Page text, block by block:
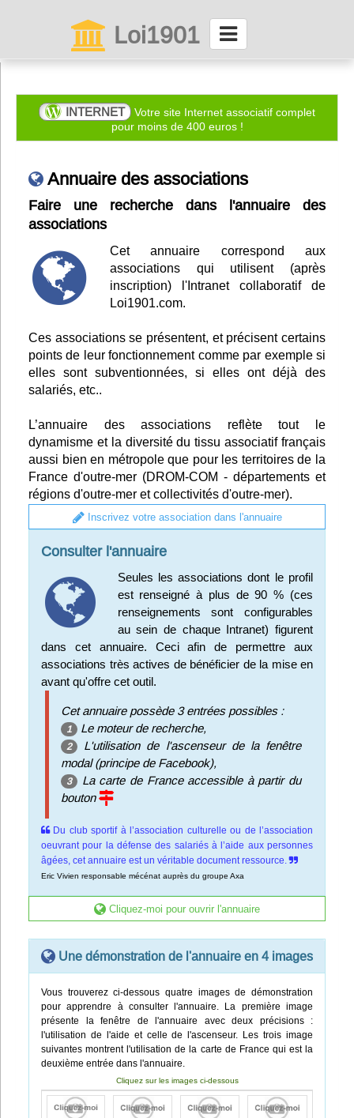
Loi1901
Connexion
ServiceAsso
Partager
VieAsso
Infos
Abo Lettrasso
Désabo Lettrasso
Nous contacter
INTERNET
Votre site Internet associatif complet
pour moins de 400 euros !
Annuaire des associations
Faire une recherche dans l'annuaire des
associations
Cet annuaire correspond aux
associations qui utilisent (après
inscription) l'Intranet collaboratif de
Loi1901.com.
Ces associations se présentent, et précisent certains
points de leur fonctionnement comme par exemple si
elles sont subventionnées, si elles ont déjà des
salariés, etc..
L’annuaire des associations reflète tout le
dynamisme et la diversité du tissu associatif français
aussi bien en métropole que pour les territoires de la
France d'outre-mer (DROM-COM - départements et
régions d'outre-mer et collectivités d'outre-mer).
Inscrivez votre association dans l'annuaire
Consulter l'annuaire
Seules les associations dont le profil
est renseigné à plus de 90 % (ces
renseignements sont configurables
au sein de chaque Intranet) figurent
dans cet annuaire. Ceci afin de permettre aux
associations très actives de bénéficier de la mise en
avant qu'offre cet outil.
Cet annuaire possède 3 entrées possibles :
1 Le moteur de recherche,
2
L'utilisation de l'ascenseur de la fenêtre
modal (principe de Facebook),
3
La carte de France accessible à partir du
bouton
Du club sportif à l’association culturelle ou de l’association
oeuvrant pour la défense des salariés à l’aide aux personnes
âgées, cet annuaire est un véritable document ressource.
Eric Vivien responsable mécénat auprès du groupe Axa
Cliquez-moi pour ouvrir l'annuaire
Une démonstration de l'annuaire en 4 images
Vous trouverez ci-dessous quatre images de démonstration
pour apprendre à consulter l'annuaire. La première image
présente la fenêtre de l'annuaire avec deux précisions :
l'utilisation de l'aide et celle de l'ascenseur. Les trois image
suivantes montrent l'utilisation de la carte de France qui est la
deuxième entrée dans l'annuaire.
Cliquez sur les images ci-dessous